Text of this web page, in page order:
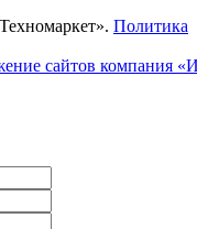
Политика
сайтов компания